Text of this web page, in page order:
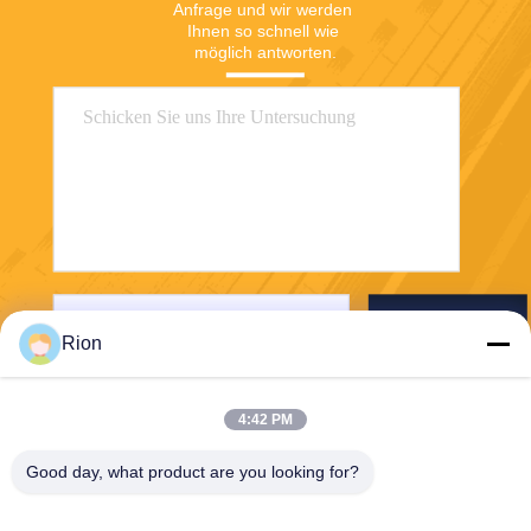
Anfrage und wir werden
Ihnen so schnell wie
möglich antworten.
Rion
4:42 PM
Good day, what product are you looking for?